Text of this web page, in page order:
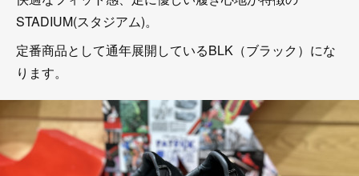
STADIUM(スタジアム)。
定番商品として通年展開しているBLK（ブラック）にな
ります。